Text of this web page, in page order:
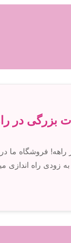
بزرگی در
راهه! فروشگاه
زودی راه اندازی